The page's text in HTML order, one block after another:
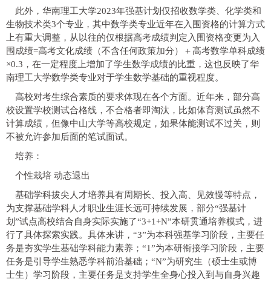
此外，华南理工大学2023年强基计划仅招收数学类、化学类和
生物技术类3个专业，其中数学类专业近年在入围资格的计算方式
上有重大调整，从以往的仅根据高考成绩判定入围资格变更为入
围成绩=高考文化成绩（不含任何政策加分）＋高考数学单科成绩
×0.3，在一定程度上增加了学生数学成绩的比重，这也反映了华
南理工大学数学类专业对于学生数学基础的重视程度。
高校对考生综合素质的要求体现在各个方面。近年来，部分高
校设置学校测试合格线，不合格者即淘汰，比如体育测试虽然不
计算成绩，但像中山大学等高校规定，如果体能测试不过关，则
不被允许参加后面的笔试面试。
培养：
个性栽培 动态退出
基础学科拔尖人才培养具有周期长、投入高、见效慢等特点，
为支撑基础学科人才职业生涯长远可持续发展，部分“强基计
划”试点高校结合自身实际实施了“3+1+N”本研贯通培养模式，进
行了具体探索实践。具体来讲，“3”为本科强基学习阶段，主要任
务是夯实学生基础学科能力素养；“1”为本研衔接学习阶段，主要
任务是引导学生熟悉学科前沿基础；“N”为研究生（硕士生或博
士生）学习阶段，主要任务是支持学生全身心投入到与自身兴趣